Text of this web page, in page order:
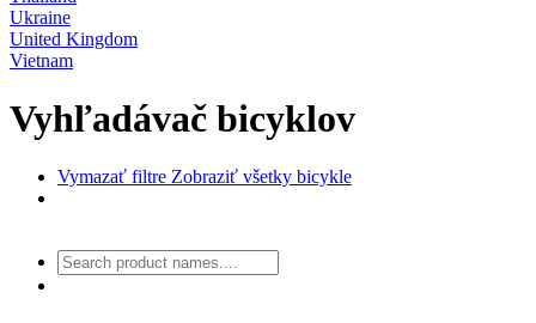
Ukraine
United Kingdom
Vietnam
Vyhľadávač bicyklov
Vymazať filtre Zobraziť všetky bicykle